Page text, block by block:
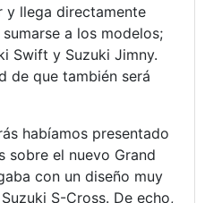
y llega directamente
a los modelos;
Swift y Suzuki Jimny.
de que también será
habíamos presentado
sobre el nuevo Grand
con un diseño muy
S-Cross. De echo,